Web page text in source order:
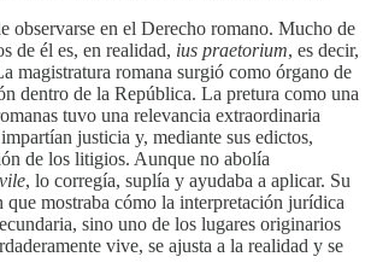
observarse en el Derecho romano. Mucho de
de él es, en realidad, ius praetorium, es decir,
magistratura romana surgió como órgano de
dentro de la República. La pretura como una
tuvo una relevancia extraordinaria
impartían justicia y, mediante sus edictos,
de los litigios. Aunque no abolía
, lo corregía, suplía y ayudaba a aplicar. Su
que mostraba cómo la interpretación jurídica
sino uno de los lugares originarios
vive, se ajusta a la realidad y se